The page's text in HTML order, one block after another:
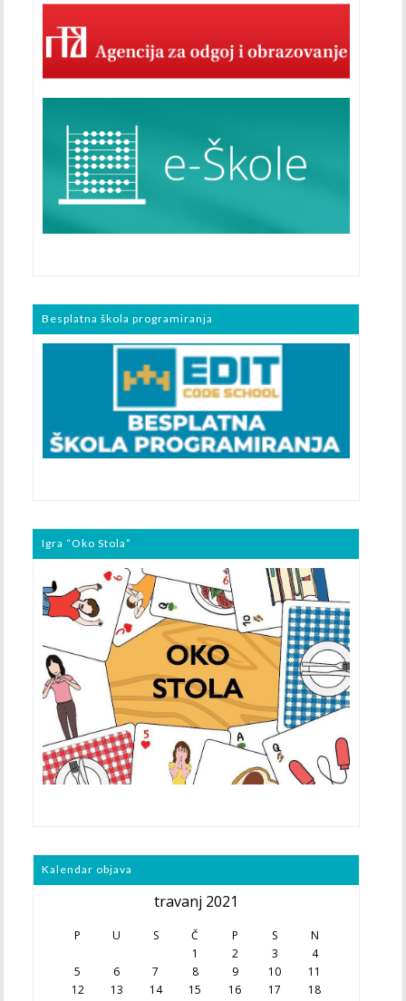
Besplatna škola programiranja
Igra “Oko Stola”
Kalendar objava
travanj 2021
P U S Č P S N
1 2 3
4
5
6 7 8 9 10
11
12
13 14 15 16 17
18